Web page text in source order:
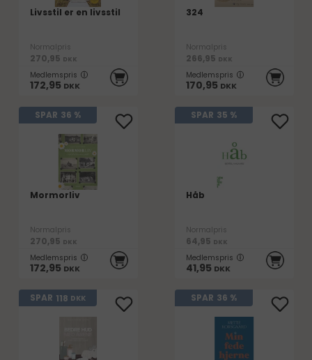
Livsstil er en livsstil
Normalpris
270,95 DKK
Medlemspris
172,95 DKK
324
Normalpris
266,95 DKK
Medlemspris
170,95 DKK
SPAR 36 %
Mormorliv
Normalpris
270,95 DKK
Medlemspris
172,95 DKK
SPAR 35 %
Håb
Normalpris
64,95 DKK
Medlemspris
41,95 DKK
SPAR 118 DKK SPAR 36 %